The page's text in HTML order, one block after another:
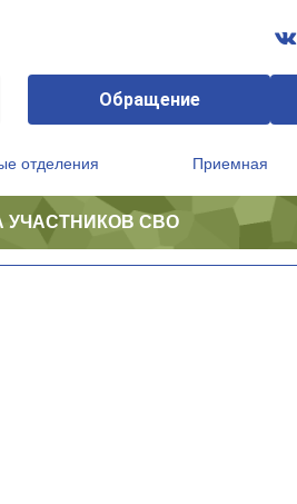
Обращение
отделения Приемная
УЧАСТНИКОВ СВО